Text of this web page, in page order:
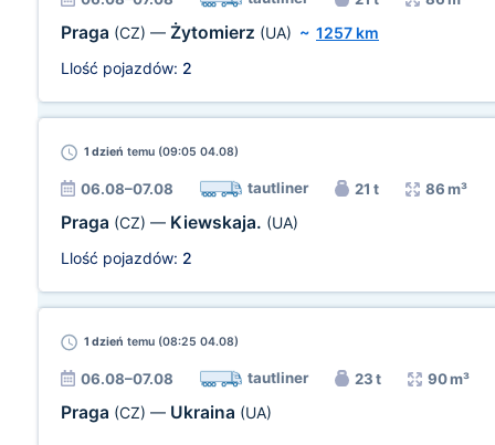
Praga (CZ) — Żytomierz (UA) ~ 1257 km
Llość pojazdów: 2
1 dzień temu (09:05 04.08)
06.08–07.08 tautliner 21 t 86 m³
Praga (CZ) — Kiewskaja. (UA)
Llość pojazdów: 2
1 dzień temu (08:25 04.08)
06.08–07.08 tautliner 23 t 90 m³
Praga (CZ) — Ukraina (UA)